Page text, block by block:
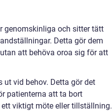
genomskinliga och sitter tätt
Detta gör dem
att behöva oroa sig för att
vid behov. Detta gör det
patienterna att ta bort
viktigt möte eller tillställning.